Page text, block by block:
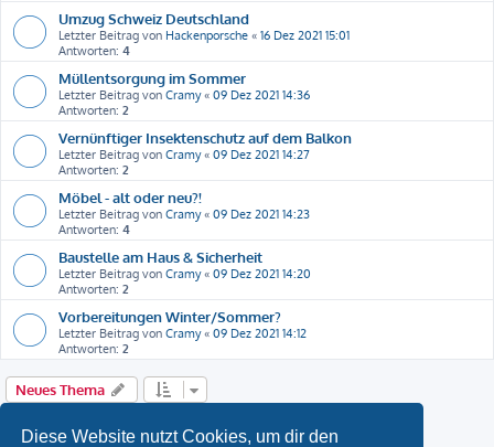
Diese Website nutzt Cookies, um dir den
Umzug Schweiz Deutschland
Letzter Beitrag von Hackenporsche « 16 Dez 2021 15:01
Antworten: 4
Müllentsorgung im Sommer
Letzter Beitrag von Cramy« 09 Dez 2021 14:36
Antworten: 2
Vernünftiger Insektenschutz auf dem Balkon
Letzter Beitrag von Cramy« 09 Dez 2021 14:27
Antworten: 2
Möbel - alt oder neu?!
Letzter Beitrag von Cramy« 09 Dez 2021 14:23
Antworten: 4
Baustelle am Haus & Sicherheit
Letzter Beitrag von Cramy« 09 Dez 2021 14:20
Antworten: 2
Vorbereitungen Winter/Sommer?
Letzter Beitrag von Cramy« 09 Dez 2021 14:12
Antworten: 2
Neues Thema